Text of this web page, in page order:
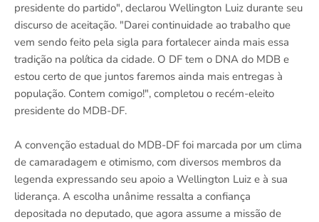
presidente do partido", declarou Wellington Luiz durante seu
discurso de aceitação. "Darei continuidade ao trabalho que
vem sendo feito pela sigla para fortalecer ainda mais essa
tradição na política da cidade. O DF tem o DNA do MDB e
estou certo de que juntos faremos ainda mais entregas à
população. Contem comigo!", completou o recém-eleito
presidente do MDB-DF.
A convenção estadual do MDB-DF foi marcada por um clima
de camaradagem e otimismo, com diversos membros da
legenda expressando seu apoio a Wellington Luiz e à sua
liderança. A escolha unânime ressalta a confiança
depositada no deputado, que agora assume a missão de